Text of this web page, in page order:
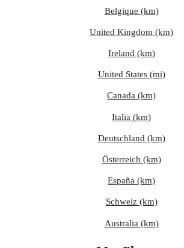
Belgique (km)
United Kingdom (km)
Ireland (km)
United States (mi)
Canada (km)
Italia (km)
Deutschland (km)
Österreich (km)
España (km)
Schweiz (km)
Australia (km)